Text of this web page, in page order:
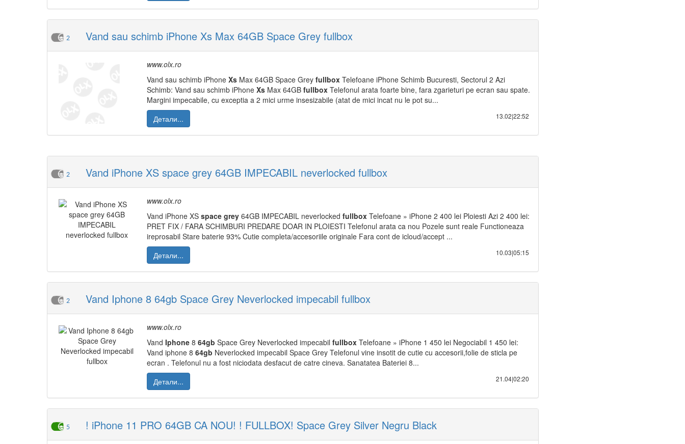
2 Vand sau schimb iPhone Xs Max 64GB Space Grey fullbox
www.olx.ro
Vand sau schimb iPhone Xs Max 64GB Space Grey fullbox Telefoane iPhone Schimb Bucuresti, Sectorul 2 Azi
Schimb: Vand sau schimb iPhone Xs Max 64GB fullbox Telefonul arata foarte bine, fara zgarieturi pe ecran sau spate.
Margini impecabile, cu exceptia a 2 mici urme insesizabile (atat de mici incat nu le pot su...
Детали...
13.02|22:52
2 Vand iPhone XS space grey 64GB IMPECABIL neverlocked fullbox
www.olx.ro
Vand iPhone XS space grey 64GB IMPECABIL neverlocked fullbox Telefoane » iPhone 2 400 lei Ploiesti Azi 2 400 lei:
PRET FIX / FARA SCHIMBURI PREDARE DOAR IN PLOIESTI Telefonul arata ca nou Pozele sunt reale Functioneaza
ireprosabil Stare baterie 93% Cutie completa/accesoriile originale Fara cont de icloud/accept ...
Детали...
10.03|05:15
2 Vand Iphone 8 64gb Space Grey Neverlocked impecabil fullbox
www.olx.ro
Vand Iphone 8 64gb Space Grey Neverlocked impecabil fullbox Telefoane » iPhone 1 450 lei Negociabil 1 450 lei:
Vand iphone 8 64gb Neverlocked impecabil Space Grey Telefonul vine insotit de cutie cu accesorii,folie de sticla pe
ecran . Telefonul nu a fost niciodata desfacut de catre cineva. Sanatatea Bateriei 8...
Детали...
21.04|02:20
5 ! iPhone 11 PRO 64GB CA NOU! ! FULLBOX! Space Grey Silver Negru Black